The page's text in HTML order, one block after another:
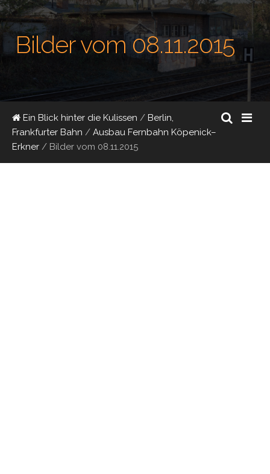
Bilder vom 08.11.2015
Ein Blick hinter die Kulissen / Berlin,
Frankfurter Bahn / Ausbau Fernbahn Köpenick–
Erkner / Bilder vom 08.11.2015